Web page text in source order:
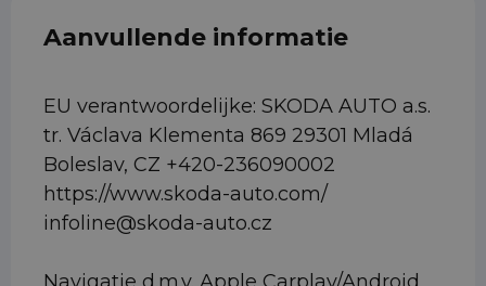
Aanvullende informatie
EU verantwoordelijke: SKODA AUTO a.s.
tr. Václava Klementa 869 29301 Mladá
Boleslav, CZ +420-236090002
https://www.skoda-auto.com/
infoline@skoda-auto.cz